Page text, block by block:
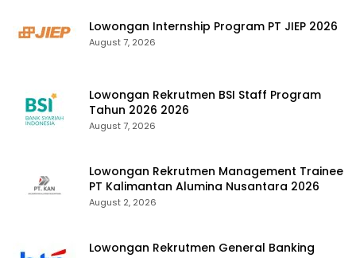
Lowongan Internship Program PT JIEP 2026
August 7, 2026
Lowongan Rekrutmen BSI Staff Program
Tahun 2026 2026
August 7, 2026
Lowongan Rekrutmen Management Trainee
PT Kalimantan Alumina Nusantara 2026
August 2, 2026
Lowongan Rekrutmen General Banking